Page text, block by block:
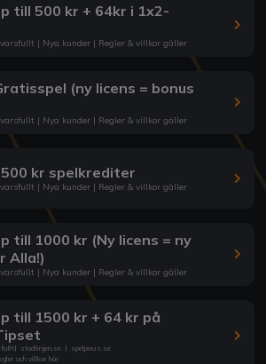
till 500 kr + 64kr i 1x2-
| Nya kunder | Regler & villkor gäller
(ny licens = bonus
| Nya kunder | Regler & villkor gäller
kr spelkrediter
| Nya kunder | Regler & villkor gäller
till 1000 kr (Ny licens = ny
Alla!)
| Nya kunder | Regler & villkor gäller
till 1500 kr + 64 kr på
| stodlinjen.se | spelpaus.se
och villkor här